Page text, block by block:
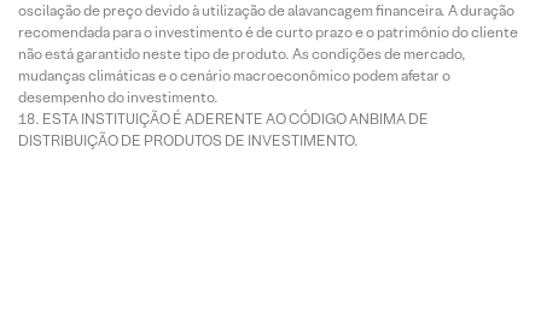
oscilação de preço devido à utilização de alavancagem financeira. A duração
recomendada para o investimento é de curto prazo e o patrimônio do cliente
não está garantido neste tipo de produto. As condições de mercado,
mudanças climáticas e o cenário macroeconômico podem afetar o
desempenho do investimento.
ESTA INSTITUIÇÃO É ADERENTE AO CÓDIGO ANBIMA DE
DISTRIBUIÇÃO DE PRODUTOS DE INVESTIMENTO.